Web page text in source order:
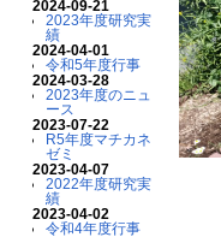
2024-09-21
2023年度研究実
績
2024-04-01
令和5年度行事
2024-03-28
2023年度のニュ
ース
2023-07-22
R5年度マチカネ
ゼミ
2023-04-07
2022年度研究実
績
2023-04-02
令和4年度行事